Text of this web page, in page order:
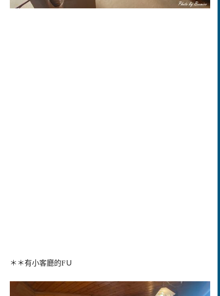
＊＊有小客廳的FＵ